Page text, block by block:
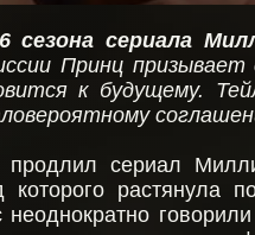
сезона сериала
Принц
к будущему.
продлил сериал
которого растянула